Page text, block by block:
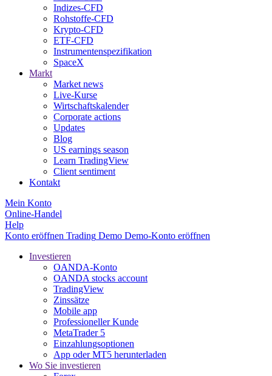
Indizes-CFD
Rohstoffe-CFD
Krypto-CFD
ETF-CFD
Instrumentenspezifikation
SpaceX
Markt
Market news
Live-Kurse
Wirtschaftskalender
Corporate actions
Updates
Blog
US earnings season
Learn TradingView
Client sentiment
Kontakt
Mein Konto
Online-Handel
Help
Konto eröffnen Trading Demo Demo-Konto eröffnen
Investieren
OANDA-Konto
OANDA stocks account
TradingView
Zinssätze
Mobile app
Professioneller Kunde
MetaTrader 5
Einzahlungsoptionen
App oder MT5 herunterladen
Wo Sie investieren